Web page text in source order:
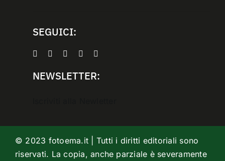
SEGUICI:
NEWSLETTER:
© 2023 fotoema.it | Tutti i diritti editoriali sono
riservati. La copia, anche parziale è severamente